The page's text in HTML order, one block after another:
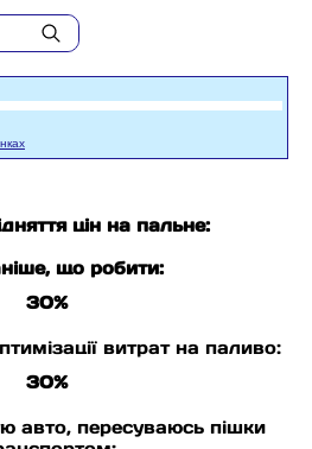
цін на пальне:
що робити:
30%
витрат на паливо:
30%
авто, пересуваюсь пішки